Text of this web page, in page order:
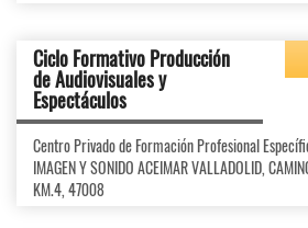
Ciclo Formativo Producción
de Audiovisuales y
Espectáculos
Centro Privado de Formación Profesional
IMAGEN Y SONIDO ACEIMAR VALLADOLID,
KM.4, 47008